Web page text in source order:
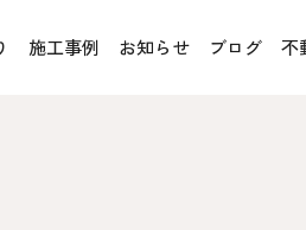
施工事例 お知らせ ブログ 不